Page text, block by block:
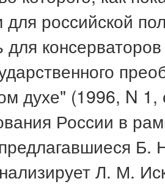
российской
для
духе" (1996, N
России в
Л. М.